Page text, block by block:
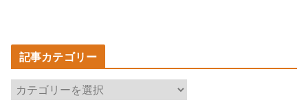
記事カテゴリー
記